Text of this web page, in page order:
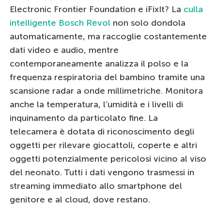
Electronic Frontier Foundation e iFixIt? La culla
intelligente Bosch Revol non solo dondola
automaticamente, ma raccoglie costantemente
dati video e audio, mentre
contemporaneamente analizza il polso e la
frequenza respiratoria del bambino tramite una
scansione radar a onde millimetriche. Monitora
anche la temperatura, l’umidità e i livelli di
inquinamento da particolato fine. La
telecamera è dotata di riconoscimento degli
oggetti per rilevare giocattoli, coperte e altri
oggetti potenzialmente pericolosi vicino al viso
del neonato. Tutti i dati vengono trasmessi in
streaming immediato allo smartphone del
genitore e al cloud, dove restano.